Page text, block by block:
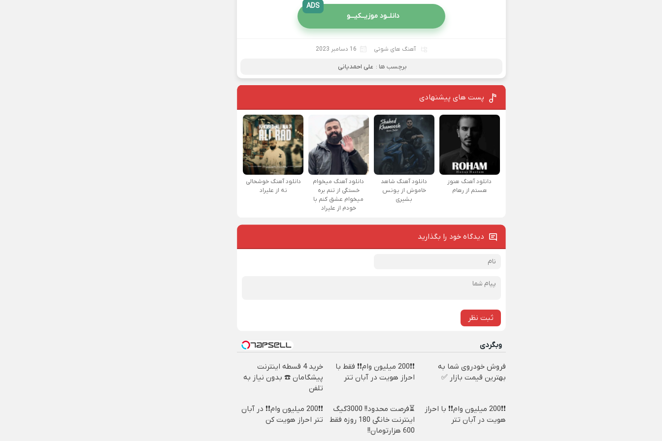
دانلــود موزیــکیـــو
ADS
آهنگ های شوتی 16 دسامبر 2023
برچسب ها : علی احمدیانی
پست های پیشنهادی
دانلود آهنگ هنوز
هستم از رهام
دانلود آهنگ شاهد
خاموش از یونس
بشیری
دانلود آهنگ میخوام
خستگی از تنم بره
میخوام عشق کنم با
خودم از علیراد
دانلود آهنگ خوشحالی
نه از علیراد
دیدگاه خود را بگذارید
ثبت نظر
وبگردی
فروش خودروی شما به
بهترین قیمت بازار ✅
❗❗200 میلیون وام❗❗ فقط با
احراز هویت در آبان تتر
خرید 4 قسطه اینترنت
پیشگامان ☎️ بدون نیاز به
تلفن
❗❗200 میلیون وام❗❗ با احراز
هویت در آبان تتر
⏳فرصت محدود!! 3000گیگ
اینترنت خانگی 180 روزه فقط
600 هزارتومان!!
❗❗200 میلیون وام❗❗ در آبان
تتر احراز هویت کن